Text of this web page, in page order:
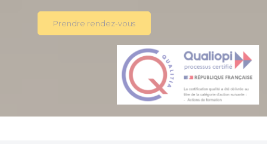
Prendre rendez-vous